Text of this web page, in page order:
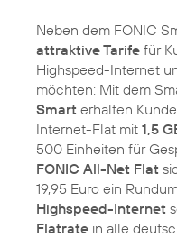
Neben dem FONIC
attraktive Tarife für
Highspeed-Internet
möchten: Mit dem
Smart erhalten
Internet-Flat mit 1,5
500 Einheiten für
FONIC All-Net Flat
19,95 Euro ein
Highspeed-Internet
Flatrate in alle